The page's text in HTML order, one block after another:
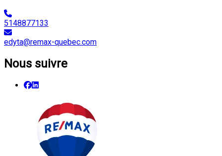
5148877133
edyta@remax-quebec.com
Nous suivre